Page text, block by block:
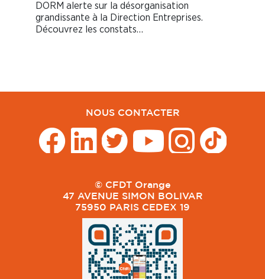
DORM alerte sur la désorganisation
grandissante à la Direction Entreprises.
Découvrez les constats…
NOUS CONTACTER
© CFDT Orange
47 AVENUE SIMON BOLIVAR
75950 PARIS CEDEX 19